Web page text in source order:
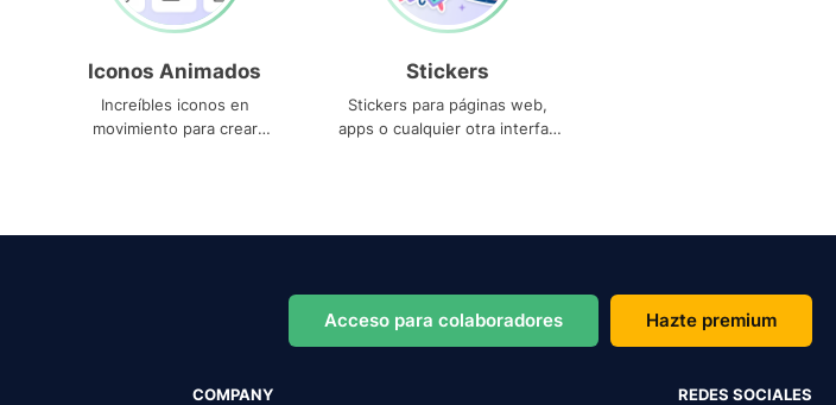
Iconos Animados
Increíbles iconos en
movimiento para crear
Stickers
Stickers para páginas web,
apps o cualquier otra interfaz
Acceso para colaboradores Hazte premium
COMPANY REDES SOCIALES